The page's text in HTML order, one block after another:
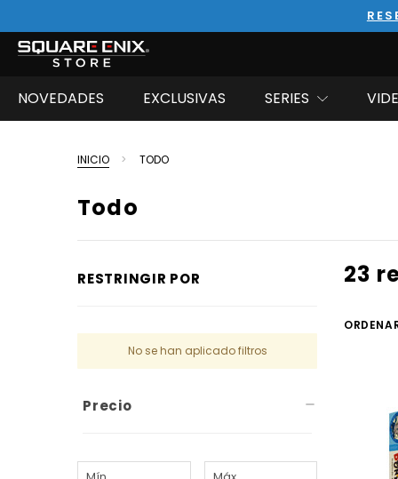
NOVEDADES EXCLUSIVAS SERIES
INICIO TODO
Todo
RESTRINGIR POR
No se han aplicado filtros
Precio
23